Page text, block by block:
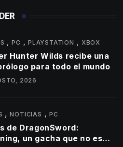
,PC ,PLAYSTATION , XBOX
Hunter Wilds recibe una
para todo el mundo
2026
,NOTICIAS , PC
de DragonSword:
un gacha que no es